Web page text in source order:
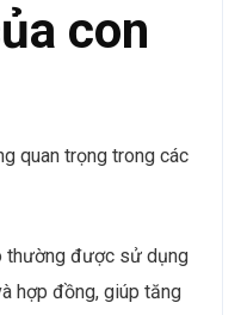
con
quan trọng trong các
thường được sử dụng
hợp đồng, giúp tăng